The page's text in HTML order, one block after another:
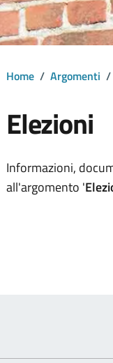
Home / Argomenti /
Elezioni
Dettagli
Informazioni,
all'argomento '